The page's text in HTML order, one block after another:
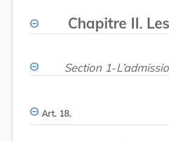
Chapitre II.
Section 1-
Art. 18.